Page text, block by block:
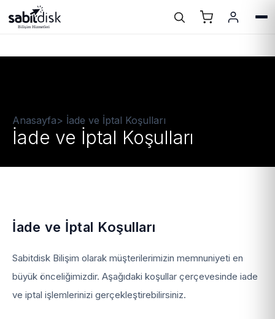
Anasayfa> İade ve İptal Koşulları
İade ve İptal Koşulları
İade ve İptal Koşulları
Sabitdisk Bilişim olarak müşterilerimizin memnuniyeti en
büyük önceliğimizdir. Aşağıdaki koşullar çerçevesinde iade
ve iptal işlemlerinizi gerçekleştirebilirsiniz.